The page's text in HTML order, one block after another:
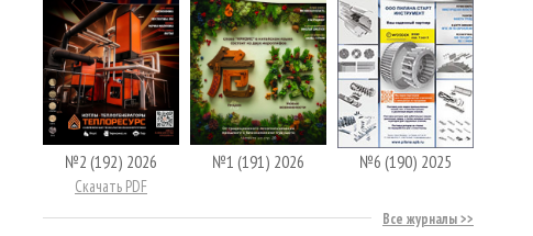
№2 (192) 2026
Скачать PDF
№1 (191) 2026 №6 (190) 2025
Все журналы